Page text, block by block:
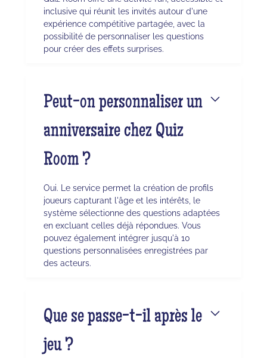
inclusive qui réunit les invités autour d'une
expérience compétitive partagée, avec la
possibilité de personnaliser les questions
pour créer des effets surprises.
Peut-on personnaliser un
anniversaire chez Quiz
Room ?
Oui. Le service permet la création de profils
joueurs capturant l'âge et les intérêts, le
système sélectionne des questions adaptées
en excluant celles déjà répondues. Vous
pouvez également intégrer jusqu'à 10
questions personnalisées enregistrées par
des acteurs.
Que se passe-t-il après le
jeu ?